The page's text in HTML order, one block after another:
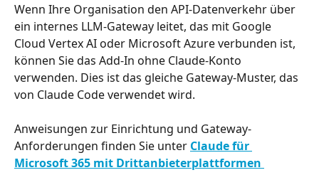
Wenn Ihre Organisation den API-Datenverkehr über
ein internes LLM-Gateway leitet, das mit Google
Cloud Vertex AI oder Microsoft Azure verbunden ist,
können Sie das Add-In ohne Claude-Konto
verwenden. Dies ist das gleiche Gateway-Muster, das
von Claude Code verwendet wird.
Anweisungen zur Einrichtung und Gateway-
Anforderungen finden Sie unter Claude für
Microsoft 365 mit Drittanbieterplattformen